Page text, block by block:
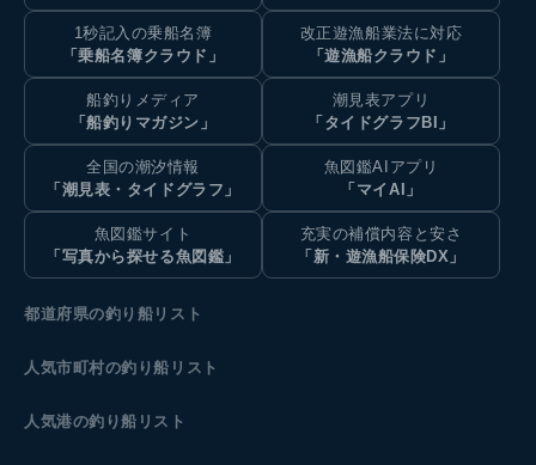
1秒記入の乗船名簿
「乗船名簿クラウド」
改正遊漁船業法に対応
「遊漁船クラウド」
船釣りメディア
「船釣りマガジン」
潮見表アプリ
「タイドグラフBI」
全国の潮汐情報
「潮見表・タイドグラフ」
魚図鑑AIアプリ
「マイAI」
魚図鑑サイト
「写真から探せる魚図鑑」
充実の補償内容と安さ
「新・遊漁船保険DX」
都道府県の釣り船リスト
人気市町村の釣り船リスト
人気港の釣り船リスト